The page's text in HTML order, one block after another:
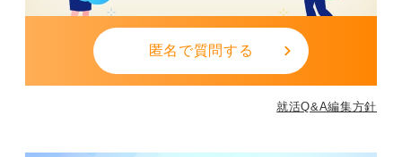
匿名で質問する
就活Q&A編集方針